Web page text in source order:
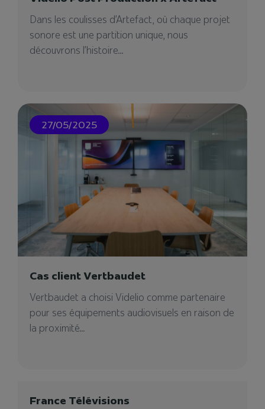
Dans les coulisses d’Artefact, où chaque projet
sonore est une partition unique, nous
découvrons l’histoire...
27/05/2025
Cas client Vertbaudet
Vertbaudet a choisi Videlio comme partenaire
pour ses équipements audiovisuels en raison de
la proximité...
France Télévisions
Workspace Expo est le salon du mobilier, du
design et de l’aménagement pour les
environnements...
Cetim
Une solution de communication permettant de
présenter, à distance, en direct et en
mouvement, les...